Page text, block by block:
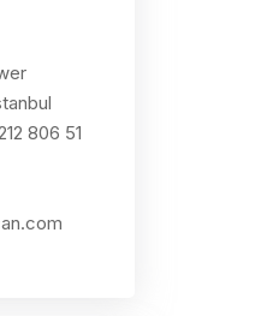
806 51